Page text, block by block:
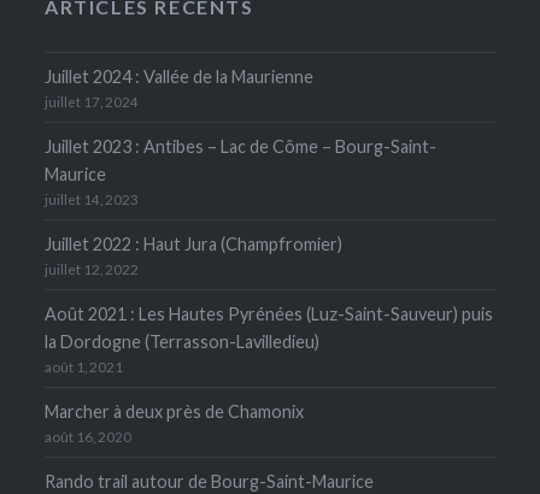
ARTICLES RÉCENTS
Juillet 2024 : Vallée de la Maurienne
juillet 17, 2024
Juillet 2023 : Antibes – Lac de Côme – Bourg-Saint-
Maurice
juillet 14, 2023
Juillet 2022 : Haut Jura (Champfromier)
juillet 12, 2022
Août 2021 : Les Hautes Pyrénées (Luz-Saint-Sauveur) puis
la Dordogne (Terrasson-Lavilledieu)
août 1, 2021
Marcher à deux près de Chamonix
août 16, 2020
Rando trail autour de Bourg-Saint-Maurice